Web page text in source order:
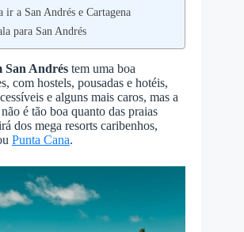
ir a San Andrés e Cartagena
para San Andrés
San Andrés tem uma boa
com hostels, pousadas e hotéis,
e alguns mais caros, mas a
é tão boa quanto das praias
dos mega resorts caribenhos,
Punta Cana.